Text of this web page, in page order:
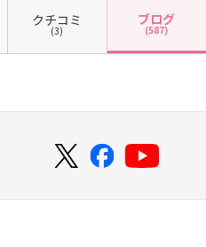
クチコミ
(3)
ブログ
(587)